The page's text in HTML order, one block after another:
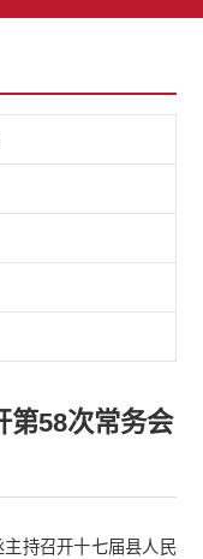
第58次常务会
持召开十七届县人民